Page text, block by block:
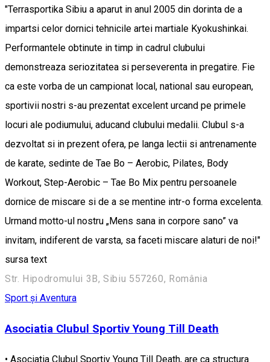
"Terrasportika Sibiu a aparut in anul 2005 din dorinta de a
impartsi celor dornici tehnicile artei martiale Kyokushinkai.
Performantele obtinute in timp in cadrul clubului
demonstreaza seriozitatea si perseverenta in pregatire. Fie
ca este vorba de un campionat local, national sau european,
sportivii nostri s-au prezentat excelent urcand pe primele
locuri ale podiumului, aducand clubului medalii. Clubul s-a
dezvoltat si in prezent ofera, pe langa lectii si antrenamente
de karate, sedinte de Tae Bo – Aerobic, Pilates, Body
Workout, Step-Aerobic – Tae Bo Mix pentru persoanele
dornice de miscare si de a se mentine intr-o forma excelenta.
Urmand motto-ul nostru „Mens sana in corpore sano” va
invitam, indiferent de varsta, sa faceti miscare alaturi de noi!"
sursa text
Str. Hipodromului 3B, Sibiu 557260, România
Sport și Aventura
Asociatia Clubul Sportiv Young Till Death
• Asociatia Clubul Sportiv Young Till Death, are ca structura